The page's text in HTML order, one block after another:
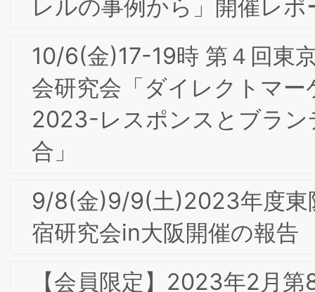
【会員限定】2021年12月 第6回東阪合同
肌ラボ、ロクシタンからスマートニュ
スまで」Strategy Partners 西口一希 氏
【会員限定】2021年11月 東京第18回フ
ォーラム開催レポート
専門部会研究会「請負=OEM vs. 直販=
社ブランド：木村石鹸におけるEC時代
デザイン経営」
【会員限定】2021年7月 第4回東阪合同